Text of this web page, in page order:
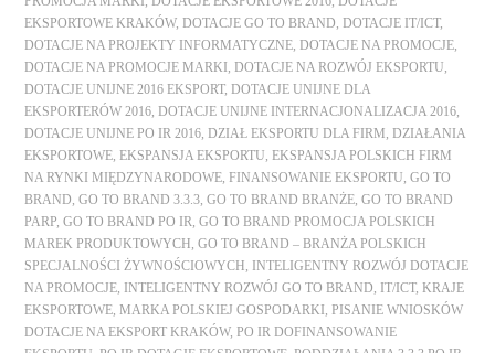
EKSPORTOWE KRAKÓW,DOTACJE GO TO BRAND ,DOTACJE IT/ICT,
DOTACJE NA PROJEKTY INFORMATYCZNE ,DOTACJE NA PROMOCJE
DOTACJE NA PROMOCJE MARKI
,DOTACJE NA ROZWÓJ EKSPORTU
DOTACJE UNIJNE 2016 EKSPORT,DOTACJE UNIJNE DLA
EKSPORTERÓW 2016 ,DOTACJE UNIJNE INTERNACJONALIZACJA 2016
DOTACJE UNIJNE PO IR 2016 ,DZIAŁ EKSPORTU DLA FIRM ,DZIAŁANIA
EKSPORTOWE ,EKSPANSJA EKSPORTU ,EKSPANSJA POLSKICH FIRM
NA RYNKI MIĘDZYNARODOWE ,FINANSOWANIE EKSPORTU ,GO TO
BRAND ,GO TO BRAND 3.3.3 ,GO TO BRAND BRANŻE ,GO TO BRAND
PARP ,GO TO BRAND PO IR ,GO TO BRAND PROMOCJA POLSKICH
MAREK PRODUKTOWYCH ,GO TO BRAND – BRANŻA POLSKICH
SPECJALNOŚCI ŻYWNOŚCIOWYCH
INTELIGENTNY ROZWÓJ DOTACJE
NA PROMOCJE
INTELIGENTNY ROZWÓJ GO TO BRAND IT/ICT,KRAJE
EKSPORTOWE ,MARKA POLSKIEJ GOSPODARKI ,PISANIE WNIOSKÓW
DOTACJE NA EKSPORT KRAKÓW,PO IR DOFINANSOWANIE